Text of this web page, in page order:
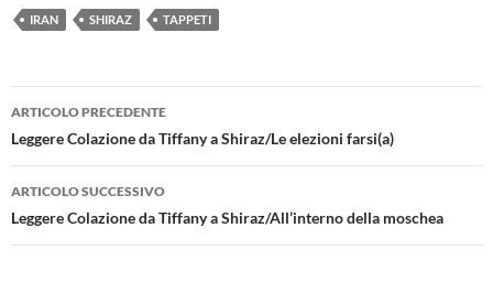
IRAN SHIRAZ TAPPETI
Navigazione
articolo
ARTICOLO PRECEDENTE
Leggere Colazione da Tiffany a Shiraz/Le elezioni farsi(a)
ARTICOLO SUCCESSIVO
Leggere Colazione da Tiffany a Shiraz/All’interno della moschea